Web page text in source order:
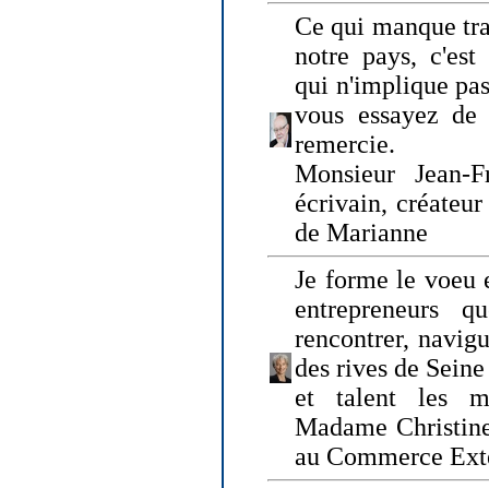
Ce qui manque
notre pays,
qui n'implique
vous essayez
remercie.
Monsieur Jean-
écrivain,
de Marianne
Je forme le voeu
entrepreneurs
rencontrer,
des rives de
et talent les
Madame
au Commerce